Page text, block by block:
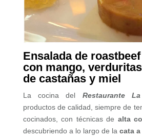
Ensalada de
con mango,
de castañas y miel
La cocina del Restaurante
productos de calidad, siempre de
cocinados, con técnicas de alta
descubriendo a lo largo de la cata